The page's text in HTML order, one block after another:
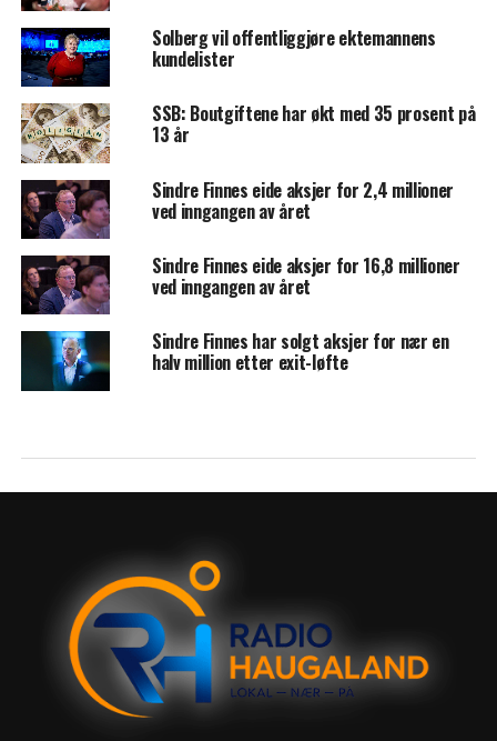
Solberg vil offentliggjøre ektemannens
kundelister
SSB: Boutgiftene har økt med 35 prosent på
13 år
Sindre Finnes eide aksjer for 2,4 millioner
ved inngangen av året
Sindre Finnes eide aksjer for 16,8 millioner
ved inngangen av året
Sindre Finnes har solgt aksjer for nær en
halv million etter exit-løfte